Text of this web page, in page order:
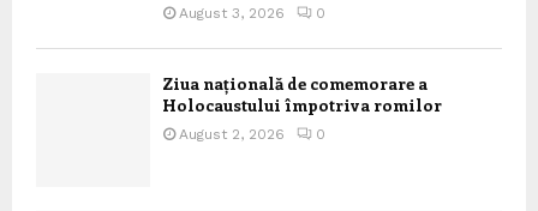
August 3, 2026 0
Ziua națională de comemorare a
Holocaustului împotriva romilor
August 2, 2026 0